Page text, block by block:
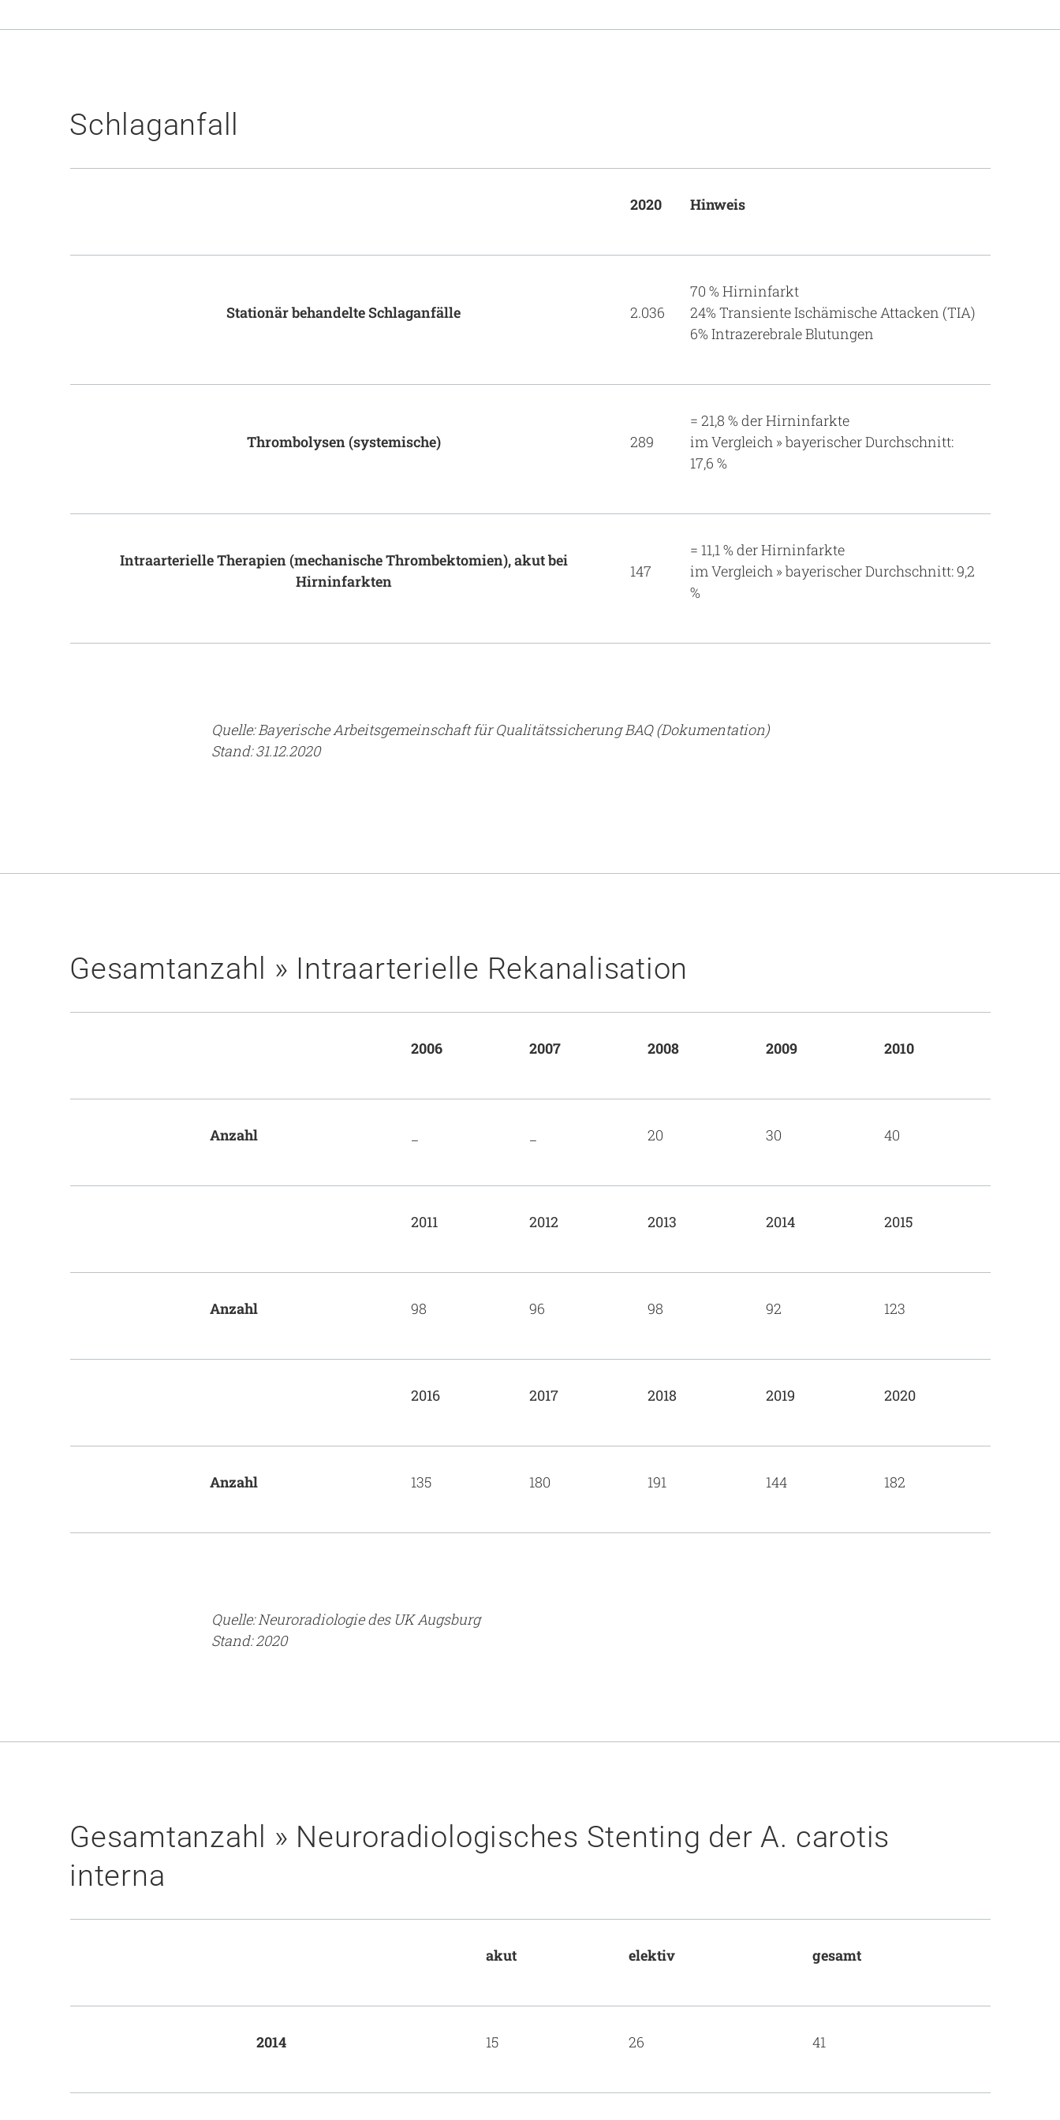
Schlaganfall
2020 Hinweis
Stationär behandelte Schlaganfälle 2.036
70 % Hirninfarkt
24% Transiente Ischämische Attacken (TIA)
6% Intrazerebrale Blutungen
Thrombolysen (systemische) 289
= 21,8 % der Hirninfarkte
im Vergleich » bayerischer Durchschnitt:
17,6 %
Intraarterielle Therapien (mechanische Thrombektomien), akut bei
Hirninfarkten
147
= 11,1 % der Hirninfarkte
im Vergleich » bayerischer Durchschnitt: 9,2
%
Quelle: Bayerische Arbeitsgemeinschaft für Qualitätssicherung BAQ (Dokumentation)
Stand: 31.12.2020
Gesamtanzahl » Intraarterielle Rekanalisation
2006 2007 2008 2009 2010
Anzahl 20 30 40
2011 2012 2013 2014 2015
Anzahl 98 96 98 92 123
2016 2017 2018 2019 2020
Anzahl 135 180 191 144 182
Quelle: Neuroradiologie des UK Augsburg
Stand: 2020
Gesamtanzahl » Neuroradiologisches Stenting der A. carotis
interna
akut elektiv gesamt
2014 15 26 41